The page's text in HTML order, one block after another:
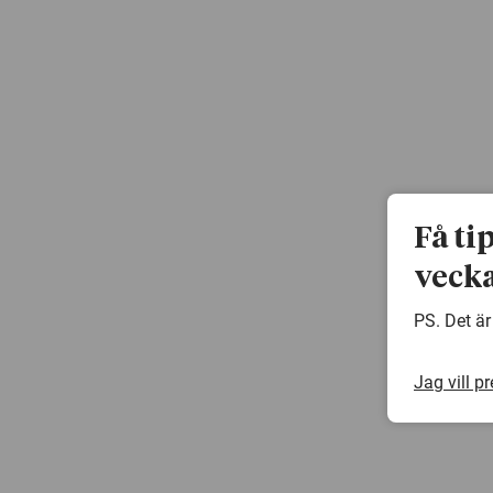
Få
PS. Det
Jag vill